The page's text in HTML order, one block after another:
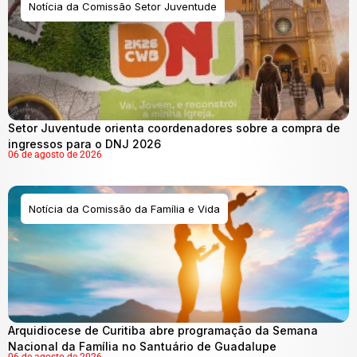
Notícia da Comissão Setor Juventude
Setor Juventude orienta coordenadores sobre a compra de
ingressos para o DNJ 2026
06 de agosto de 2026
Notícia da Comissão da Família e Vida
Arquidiocese de Curitiba abre programação da Semana
Nacional da Família no Santuário de Guadalupe